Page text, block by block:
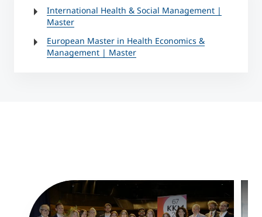
International Health & Social Management |
Master
European Master in Health Economics &
Management | Master